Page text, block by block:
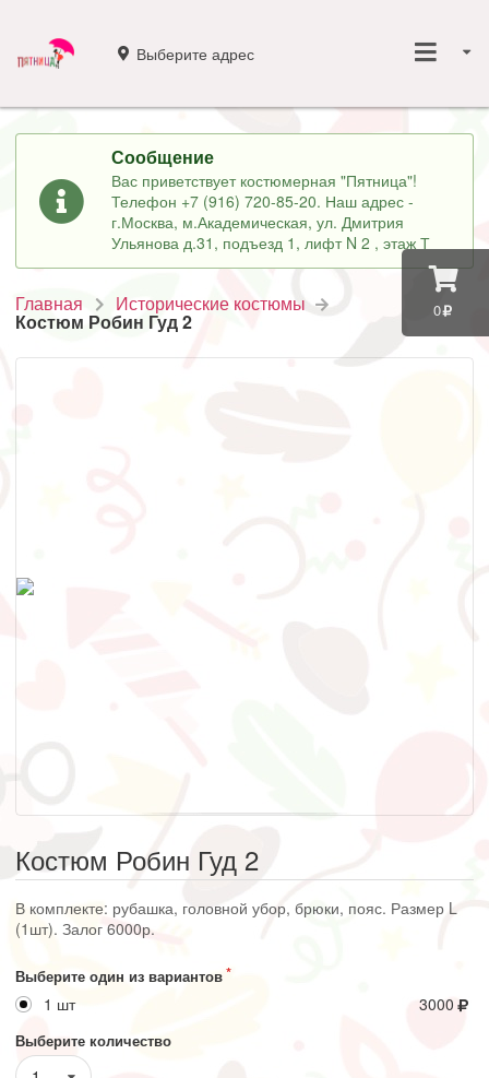
0
Выберите адрес
Сообщение
Вас приветствует костюмерная "Пятница"!
Телефон +7 (916) 720-85-20. Наш адрес -
г.Москва, м.Академическая, ул. Дмитрия
Ульянова д.31, подъезд 1, лифт N 2 , этаж Т
Главная Исторические костюмы
Костюм Робин Гуд 2
Костюм Робин Гуд 2
В комплекте: рубашка, головной убор, брюки, пояс. Размер L
(1шт). Залог 6000р.
Выберите один из вариантов
1 шт 3000
Выберите количество